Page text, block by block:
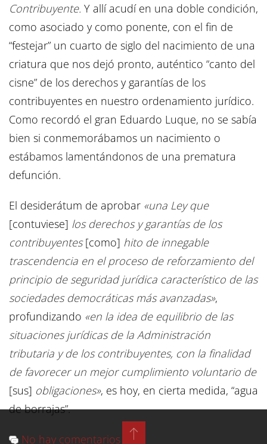
Contribuyente. Y allí acudí en una doble condición,
como asociado y como ponente, con el fin de
“festejar” un cuarto de siglo del nacimiento de una
criatura que nos dejó pronto, auténtico “canto del
cisne” de los derechos y garantías de los
contribuyentes en nuestro ordenamiento jurídico.
Como recordó el gran Eduardo Luque, no se sabía
bien si conmemorábamos un nacimiento o
estábamos lamentándonos de una prematura
defunción.
El desiderátum de aprobar «una Ley que
[contuviese] los derechos y garantías de los
contribuyentes[como] hito de innegable
trascendencia en el proceso de reforzamiento del
principio de seguridad jurídica característico de las
sociedades democráticas más avanzadas»,
profundizando «en la idea de equilibrio de las
situaciones jurídicas de la Administración
tributaria y de los contribuyentes, con la finalidad
de favorecer un mejor cumplimiento voluntario de
[sus] obligaciones», es hoy, en cierta medida, “agua
de borrajas”.
No hay comentarios